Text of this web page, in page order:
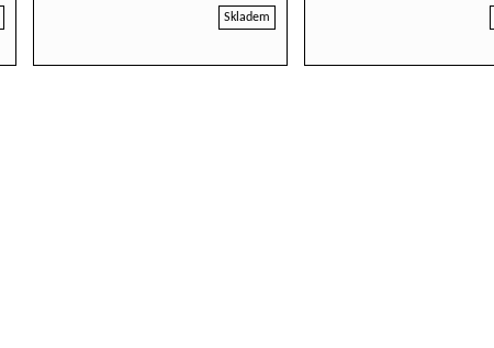
Skladem